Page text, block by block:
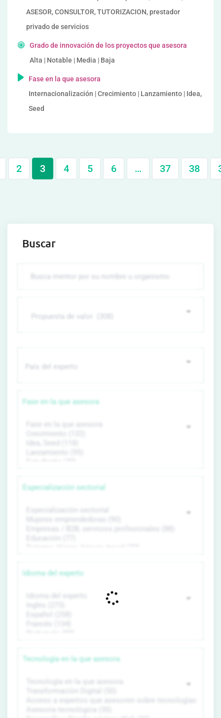
ASESOR, CONSULTOR, TUTORIZACION, prestador
privado de servicios
Grado de innovación de los proyectos que asesora
Alta | Notable | Media | Baja
Fase en la que asesora
Internacionalización | Crecimiento | Lanzamiento | Idea,
Seed
2 3 4 5 6 … 37 38
Buscar
Fase en la que asesora
Especialización sectorial
Idioma del experto
Tecnología en la que asesora